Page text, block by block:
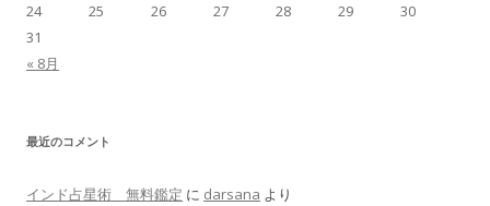
« 8月
24
25 26 27 28 29
30
31
最近のコメント
インド占星術 無料鑑定 に darsana より